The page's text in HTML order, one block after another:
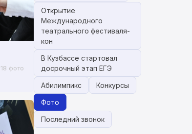
18 фото
Открытие
Международного
театрального фестиваля-
кон
В Кузбассе стартовал
досрочный этап ЕГЭ
Абилимпикс Конкурсы
Фото
Последний звонок